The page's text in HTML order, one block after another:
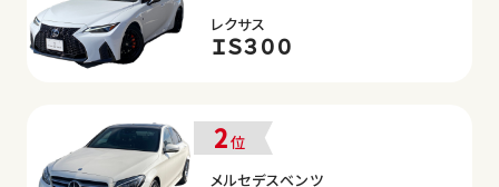
レクサス
ＩＳ３００
2位
メルセデスベンツ